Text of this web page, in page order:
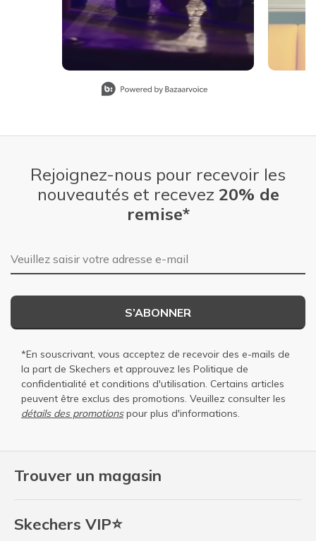
Trouver un magasin
Skechers VIP⭐
Rejoignez-nous pour recevoir les
nouveautés et recevez 20% de
remise*
Adresse e-mail
S’ABONNER
*En souscrivant, vous acceptez de recevoir des e-mails de
la part de Skechers et approuvez les Politique de
confidentialité et conditions d'utilisation. Certains articles
peuvent être exclus des promotions. Veuillez consulter les
détails des promotionspour plus d'informations.